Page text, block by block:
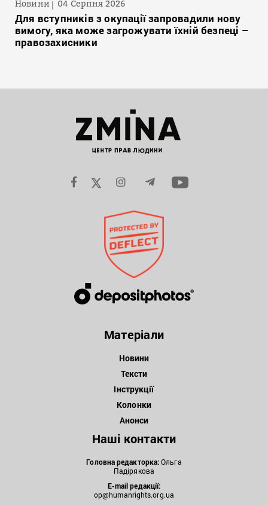
Новини 04 Серпня 2026
Для вступників з окупації запровадили нову
вимогу, яка може загрожувати їхній безпеці –
правозахисники
Матеріали
Новини
Тексти
Інструкції
Колонки
Анонси
Наші контакти
Головна редакторка:Ольга
Падірякова
E-mail редакції:
op@humanrights.org.ua